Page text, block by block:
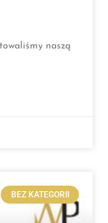
naszą
BEZ KATEGORII